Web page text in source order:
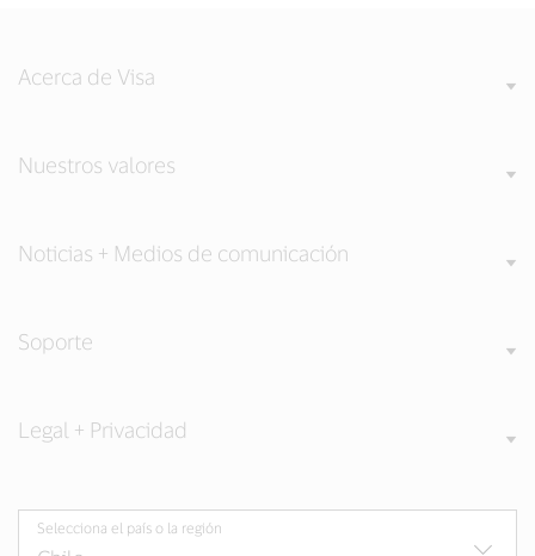
Acerca de Visa
Nuestros valores
Noticias + Medios de comunicación
Soporte
Legal + Privacidad
Selecciona el país o la región